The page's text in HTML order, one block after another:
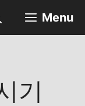
Menu
기